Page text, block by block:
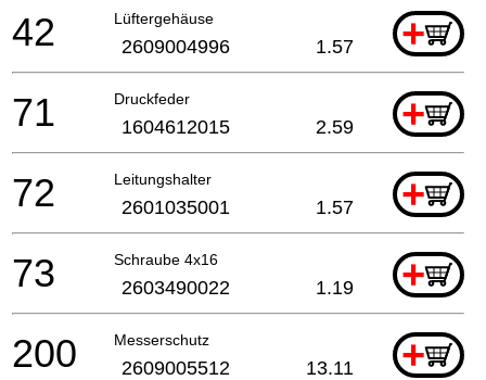
Lüftergehäuse +
42 2609004996 1.57
Druckfeder +
71 1604612015 2.59
Leitungshalter +
72 2601035001 1.57
Schraube 4x16 +
73 2603490022 1.19
Messerschutz +
200 2609005512 13.11